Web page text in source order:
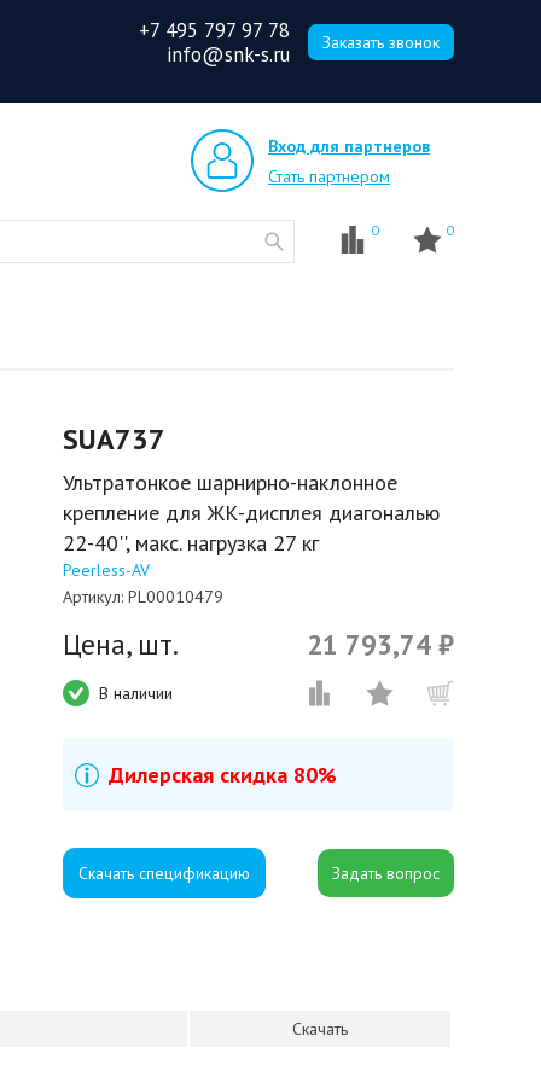
+7 495 797 97 78
info@snk-s.ru
Заказать звонок
Вход для партнеров
Стать партнером
0 0
SUA737
Ультратонкое шарнирно-наклонное
крепление для ЖК-дисплея диагональю
22-40'', макс. нагрузка 27 кг
Peerless-AV
Артикул: PL00010479
Цена, шт. 21 793,74 ₽
В наличии
Дилерская скидка 80%
Скачать спецификацию
Скачать